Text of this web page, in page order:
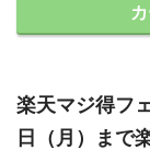
楽天マジ得フ
日（月）まで